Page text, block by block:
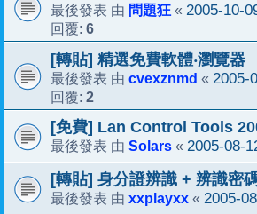
最後發表 由 問題狂 « 2005-10-
回覆: 6
[轉貼] 精選免費軟體‧瀏覽器
最後發表 由 cvexznmd « 2005-
回覆: 2
[免費] Lan Control Tools
最後發表 由 Solars « 2005-08-
[轉貼] 身分證辨識 + 辨識密
最後發表 由 xxplayxx « 2005-